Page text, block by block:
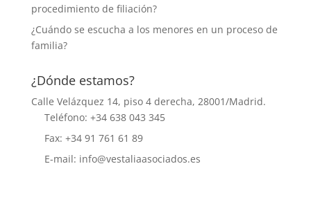
procedimiento de filiación?
¿Cuándo se escucha a los menores en un proceso de
familia?
¿Dónde estamos?
Calle Velázquez 14, piso 4 derecha, 28001/Madrid.
Teléfono: +34 638 043 345
Fax: +34 91 761 61 89
E-mail: info@vestaliaasociados.es